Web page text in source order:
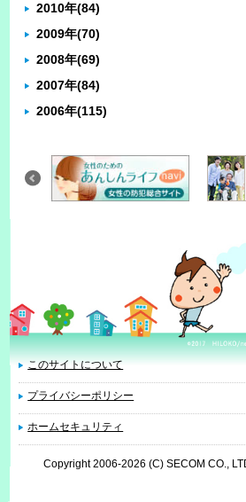
2010年(84)
2009年(70)
2008年(69)
2007年(84)
2006年(115)
このサイトについて
プライバシーポリシー
ホームセキュリティ
Copyright 2006-2026 (C) SECOM CO.,